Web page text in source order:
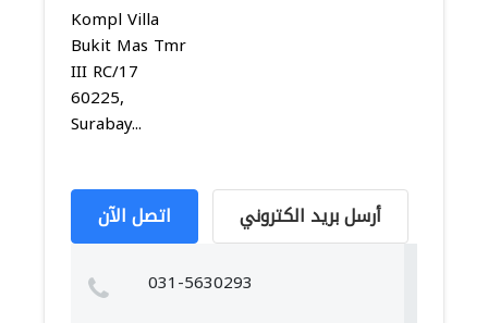
Kompl Villa
Bukit Mas Tmr
III RC/17
60225,
Surabay...
اتصل الآن أرسل بريد الكتروني
031-5630293